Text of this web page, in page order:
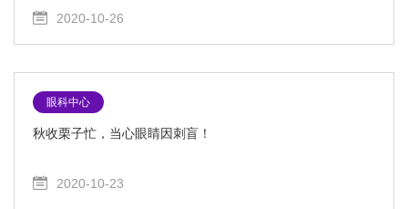
2020-10-26
眼科中心
秋收栗子忙，当心眼睛因刺盲！
2020-10-23